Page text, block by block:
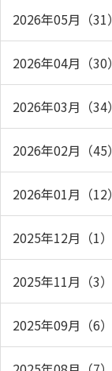
2026年05月（31）
2026年04月（30）
2026年03月（34）
2026年02月（45）
2026年01月（12）
2025年12月（1）
2025年11月（3）
2025年09月（6）